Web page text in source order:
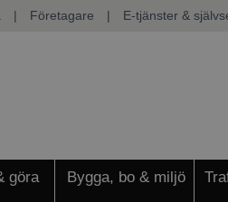
| Företagare | E-tjänster &
göra Bygga, bo & miljö